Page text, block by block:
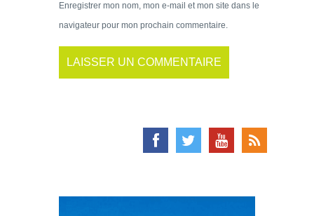
Enregistrer mon nom, mon e-mail et mon site dans le
navigateur pour mon prochain commentaire.